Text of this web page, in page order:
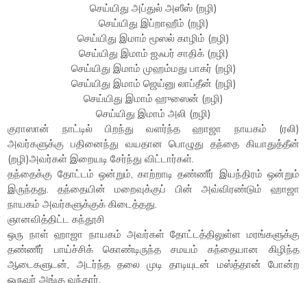
செய்யிது அப்துல் அஸீஸ் (றழி)
செய்யிது இப்றாஹீம் (றழி)
செய்யிது இமாம் மூஸல் காழிம் (றழி)
செய்யிது இமாம் ஜஃபர் சாதிக் (றழி)
செய்யிது இமாம் முஹம்மது பாகர் (றழி)
செய்யிது இமாம் ஜெய்னு லாப்தீன் (றழி)
செய்யிது இமாம் ஹுஸைன் (றழி)
செய்யிது இமாம் அலி (றழி)
குராஸான் நாட்டில் பிறந்து வளர்ந்த ஹாஜா நாயகம் (ரலி)
அவர்களுக்கு பதினைந்து வயதான பொழுது தந்தை கியாதுத்தீன்
(றழி)அவர்கள் இறையடி சேர்ந்து விட்டார்கள்.
தந்தைக்கு தோட்டம் ஒன்றும், காற்றாடி தண்ணீர் இயந்திரம் ஒன்றும்
இருந்தது. தந்தையின் மறைவுக்குப் பின் அவ்விரண்டும் ஹாஜா
நாயகம் அவர்களுக்குக் கிடைத்தது.
ஞானவித்திட்ட கந்தூசி
ஒரு நாள் ஹாஜா நாயகம் அவர்கள் தோட்டத்திலுள்ள மரங்களுக்கு
தண்ணீர் பாய்ச்சிக் கொண்டிருந்த சமயம் கந்தையான கிழிந்த
ஆடைகளுடன், அடர்ந்த தலை முடி தாடியுடன் மஸ்த்தான் போன்ற
ஒருவர் அங்கு வந்தார்.